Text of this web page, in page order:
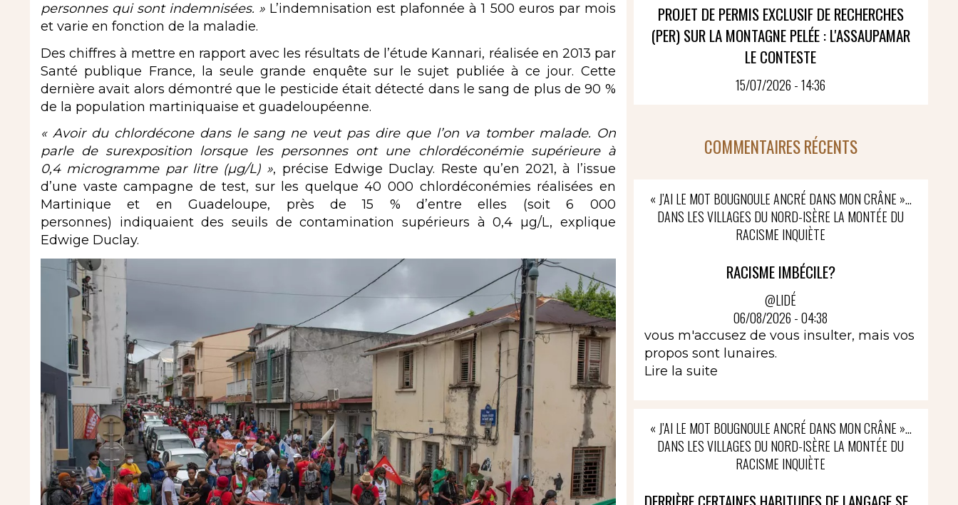
personnes qui sont indemnisées. » L’indemnisation est plafonnée à 1 500 euros par mois
et varie en fonction de la maladie.
Des chiffres à mettre en rapport avec les résultats de l’étude Kannari, réalisée en 2013 par
Santé publique France, la seule grande enquête sur le sujet publiée à ce jour. Cette
dernière avait alors démontré que le pesticide était détecté dans le sang de plus de 90 %
de la population martiniquaise et guadeloupéenne.
« Avoir du chlordécone dans le sang ne veut pas dire que l’on va tomber malade. On
parle de surexposition lorsque les personnes ont une chlordéconémie supérieure à
0,4 microgramme par litre (µg/L) », précise Edwige Duclay. Reste qu’en 2021, à l’issue
d’une vaste campagne de test, sur les quelque 40 000 chlordéconémies réalisées en
Martinique et en Guadeloupe, près de 15 % d’entre elles (soit 6 000
personnes) indiquaient des seuils de contamination supérieurs à 0,4 µg/L, explique
Edwige Duclay.
PROJET DE PERMIS EXCLUSIF DE RECHERCHES
(PER) SUR LA MONTAGNE PELÉE : L'ASSAUPAMAR
LE CONTESTE
15/07/2026 - 14:36
COMMENTAIRES RÉCENTS
« J’AI LE MOT BOUGNOULE ANCRÉ DANS MON CRÂNE »…
DANS LES VILLAGES DU NORD-ISÈRE LA MONTÉE DU
RACISME INQUIÈTE
RACISME IMBÉCILE?
@LIDÉ
06/08/2026 - 04:38
vous m'accusez de vous insulter, mais vos
propos sont lunaires.
Lire la suite
« J’AI LE MOT BOUGNOULE ANCRÉ DANS MON CRÂNE »…
DANS LES VILLAGES DU NORD-ISÈRE LA MONTÉE DU
RACISME INQUIÈTE